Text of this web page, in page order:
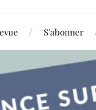
S’abonner